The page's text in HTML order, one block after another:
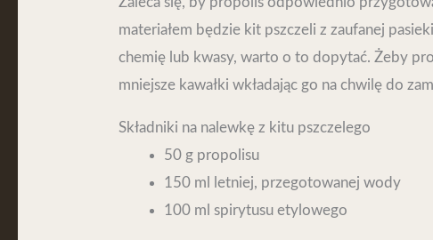
materiałem będzie kit pszczeli z zaufanej
chemię lub kwasy, warto o to dopytać. Żeby
mniejsze kawałki wkładając go na chwilę do
Składniki na nalewkę z kitu pszczelego
50 g propolisu
150 ml letniej, przegotowanej wody
100 ml spirytusu etylowego